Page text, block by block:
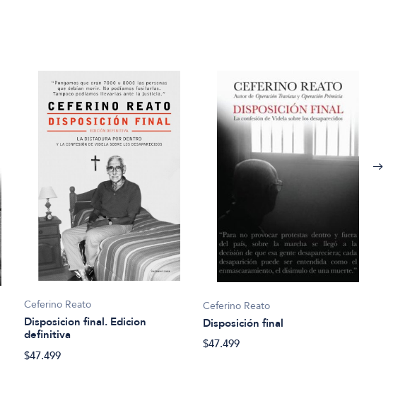
Ceferino Reato
Disposicion final. Edicion
definitiva
$47.499
Ceferino Reato
Disposición final
$47.499